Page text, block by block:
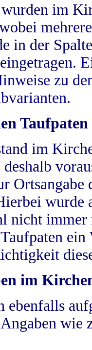
im
in der
zu
Taufpaten
im
wurde
nicht
im
wie